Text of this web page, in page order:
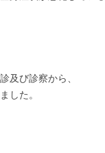
及び診察から、
した。